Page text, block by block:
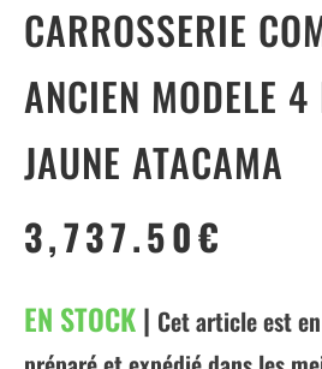
CARROSSERIE
ANCIEN MODELE 4
JAUNE ATACAMA
3,737.50€
EN STOCK| Cet article est